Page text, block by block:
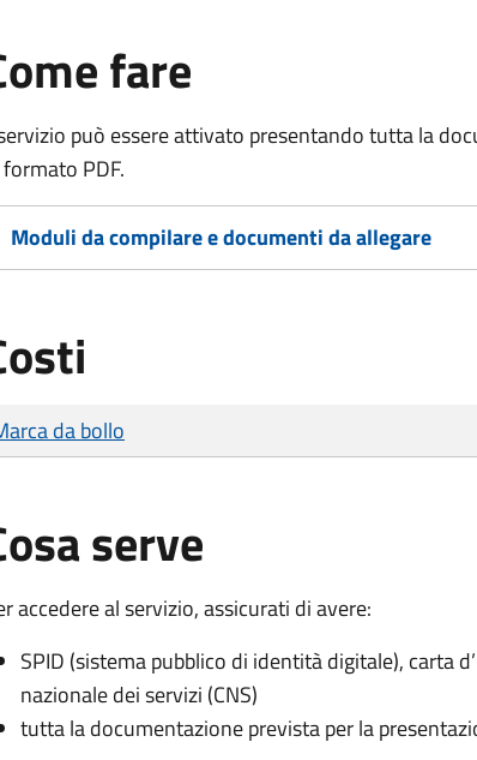
fare
può essere attivato presentando tutta la
PDF.
Moduli da compilare e documenti da allegare
di pagamento
da bollo
serve
accedere al servizio, assicurati di avere:
SPID (sistema pubblico di identità digitale), carta
nazionale dei servizi (CNS)
tutta la documentazione prevista per la